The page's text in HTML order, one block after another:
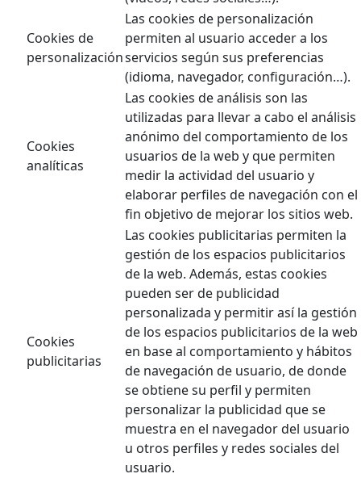
Cookies de
personalización
Las cookies de personalización
permiten al usuario acceder a los
servicios según sus preferencias
(idioma, navegador, configuración…).
Cookies
analíticas
Las cookies de análisis son las
utilizadas para llevar a cabo el análisis
anónimo del comportamiento de los
usuarios de la web y que permiten
medir la actividad del usuario y
elaborar perfiles de navegación con el
fin objetivo de mejorar los sitios web.
Cookies
publicitarias
Las cookies publicitarias permiten la
gestión de los espacios publicitarios
de la web. Además, estas cookies
pueden ser de publicidad
personalizada y permitir así la gestión
de los espacios publicitarios de la web
en base al comportamiento y hábitos
de navegación de usuario, de donde
se obtiene su perfil y permiten
personalizar la publicidad que se
muestra en el navegador del usuario
u otros perfiles y redes sociales del
usuario.